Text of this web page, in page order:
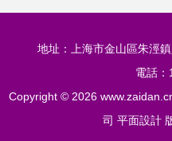
地址：上海市金山區朱涇
電話
Copyright © 2026
司 平面設計